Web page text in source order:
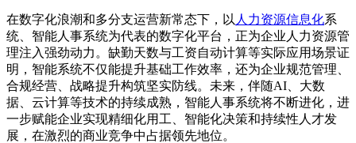
在数字化浪潮和多分支运营新常态下，以 人力资源信息化系
统、智能人事系统为代表的数字化平台，正为企业人力资源管
理注入强劲动力。缺勤天数与工资自动计算等实际应用场景证
明，智能系统不仅能提升基础工作效率，还为企业规范管理、
合规经营、战略提升构筑坚实防线。未来，伴随AI、大数
据、云计算等技术的持续成熟，智能人事系统将不断进化，进
一步赋能企业实现精细化用工、智能化决策和持续性人才发
展，在激烈的商业竞争中占据领先地位。